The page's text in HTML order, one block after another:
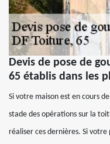
Devis de pose de
65 établis dans les
Si votre maison est en cours
stade des opérations sur la
réaliser ces dernières. Si